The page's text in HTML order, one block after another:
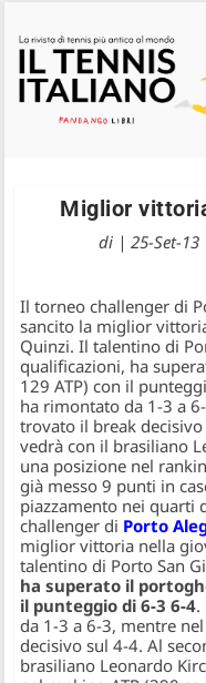
Miglior
di | 25-Set-13
Il torneo challenger di
sancito la miglior
Quinzi. Il talentino di
qualificazioni, ha
129 ATP) con il
ha rimontato da 1-3 a
trovato il break
vedrà con il brasiliano
una posizione nel
già messo 9 punti in
piazzamento nei quarti
challenger di Porto
miglior vittoria nella
talentino di Porto San
ha superato il
il punteggio di 6-3 6-4.
da 1-3 a 6-3, mentre
decisivo sul 4-4. Al
brasiliano Leonardo